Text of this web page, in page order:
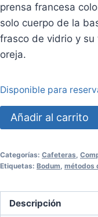
prensa francesa
solo cuerpo de la
frasco de vidrio y su
oreja.
Disponible para
Prensa
Francesa
300ml
oreja
Añadir al carrito
Categorías: Cafeteras,
Etiquetas: Bodum, métodos
Descripción